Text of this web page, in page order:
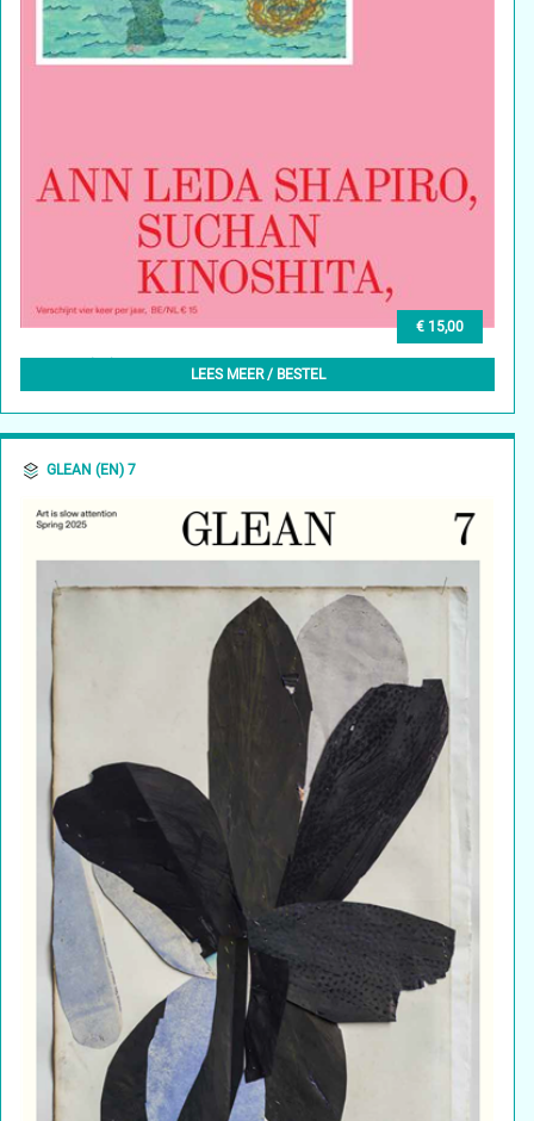
€ 15,00
GLEAN (NL) 8, LENTE 2025
LEES MEER / BESTEL
GLEAN (EN) 7